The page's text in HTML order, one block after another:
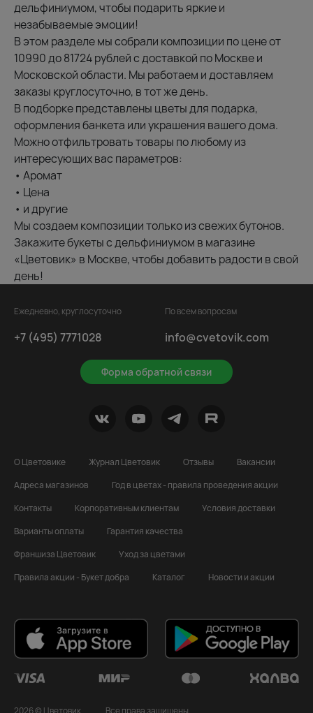
дельфиниумом, чтобы подарить яркие и
незабываемые эмоции!
В этом разделе мы собрали композиции по цене от
10990 до 81724 рублей с доставкой по Москве и
Московской области. Мы работаем и доставляем
заказы круглосуточно, в тот же день.
В подборке представлены цветы для подарка,
оформления банкета или украшения вашего дома.
Можно отфильтровать товары по любому из
интересующих вас параметров:
• Аромат
• Цена
• и другие
Мы создаем композиции только из свежих бутонов.
Закажите букеты с дельфиниумом в магазине
«Цветовик» в Москве, чтобы добавить радости в свой
день!
Ежедневно, круглосуточно
+7 (495) 7771028
Форма обратной связи
По всем вопросам
info@cvetovik.com
О Цветовике Журнал Цветовик Отзывы
Вакансии
Адреса магазинов
Год в цветах - правила проведения акции
Контакты
Корпоративным клиентам
Условия доставки
Варианты оплаты
Гарантия качества
Франшиза Цветовик
Уход за цветами
Правила акции - Букет добра
Каталог Новости и акции